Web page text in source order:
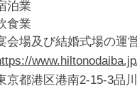
泊業
食業
会場及び結婚式場の運
京都港区港南2-15-3品